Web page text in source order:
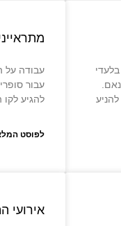
בלעדי
עבודה על
עבור
להגיע לקו
לפוסט
אירועי